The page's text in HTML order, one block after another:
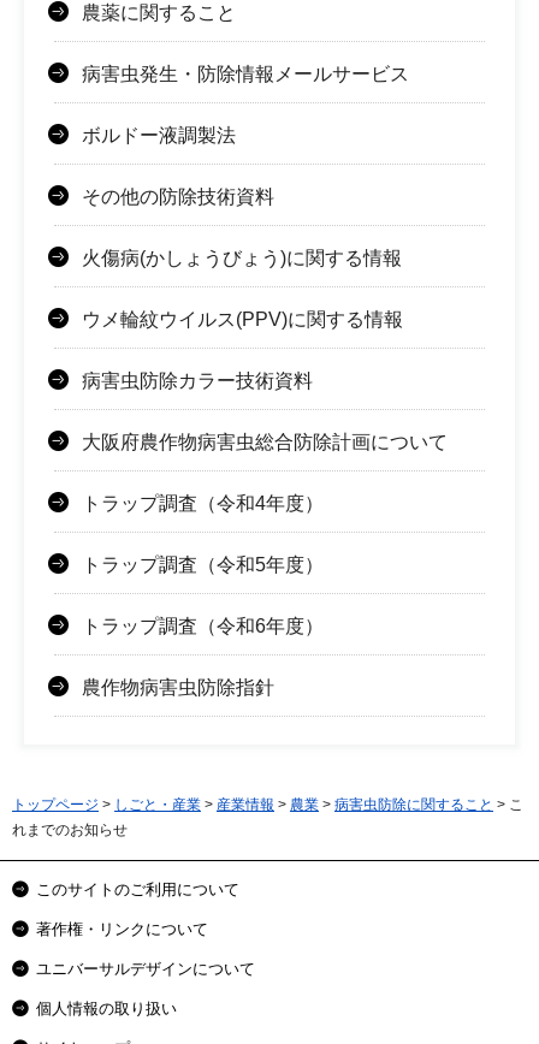
農薬に関すること
病害虫発生・防除情報メールサービス
ボルドー液調製法
その他の防除技術資料
火傷病(かしょうびょう)に関する情報
ウメ輪紋ウイルス(PPV)に関する情報
病害虫防除カラー技術資料
大阪府農作物病害虫総合防除計画について
トラップ調査（令和4年度）
トラップ調査（令和5年度）
トラップ調査（令和6年度）
農作物病害虫防除指針
トップページ > しごと・産業 > 産業情報 > 農業 > 病害虫防除に関すること > こ
れまでのお知らせ
このサイトのご利用について
著作権・リンクについて
ユニバーサルデザインについて
個人情報の取り扱い